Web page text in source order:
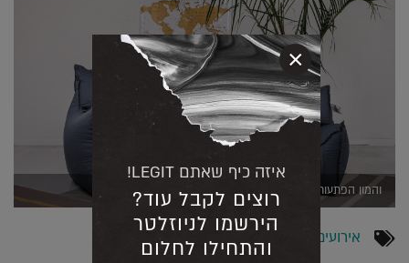
והמון הפתעות (צילום: טל סיון)
אירועים
איזה כיף שאתם LEGIT!
רוצים לקבל עוד?
הירשמו לניוזלטר
והתחילו לחלום
×